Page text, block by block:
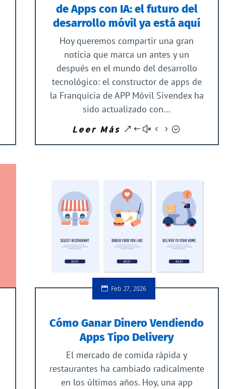
de Apps con IA: el futuro del
desarrollo móvil ya está aquí
Hoy queremos compartir una gran
noticia que marca un antes y un
después en el mundo del desarrollo
tecnológico: el constructor de apps de
la Franquicia de APP Móvil Sivendex ha
sido actualizado con...
Leer Más
Feb 27, 2026
Cómo Ganar Dinero Vendiendo
Apps Tipo Delivery
El mercado de comida rápida y
restaurantes ha cambiado radicalmente
en los últimos años. Hoy, una app